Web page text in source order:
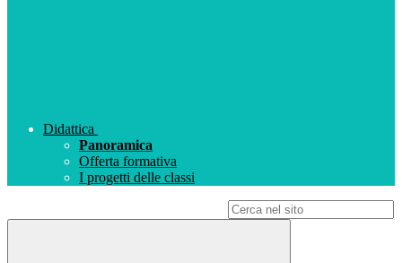
Didattica
Panoramica
Offerta formativa
I progetti delle classi